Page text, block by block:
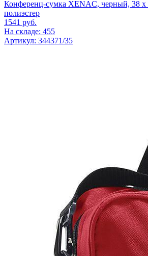
Конференц-сумка XENAC, черный, 38 х
полиэстер
1541 руб.
На складе: 455
Артикул: 344371/35